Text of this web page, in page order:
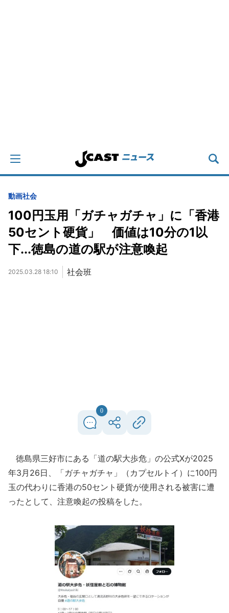
動画社会
100円玉用「ガチャガチャ」に「香港
50セント硬貨」 価値は10分の1以
下...徳島の道の駅が注意喚起
2025.03.28 18:10 社会班
0
徳島県三好市にある「道の駅大歩危」の公式Xが2025
年3月26日、「ガチャガチャ」（カプセルトイ）に100円
玉の代わりに香港の50セント硬貨が使用される被害に遭
ったとして、注意喚起の投稿をした。